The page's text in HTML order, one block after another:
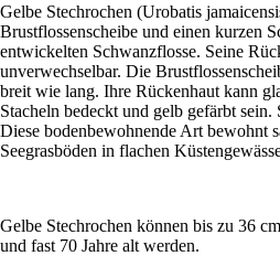
Gelbe Stechrochen (Urobatis
Brustflossenscheibe und einen kurzen
entwickelten Schwanzflosse. Seine
unverwechselbar. Die
breit wie lang. Ihre Rückenhaut kann
Stacheln bedeckt und gelb gefärbt
Diese bodenbewohnende Art bewohnt
Seegrasböden in flachen
Gelbe Stechrochen können bis zu 36
und fast 70 Jahre alt werden.